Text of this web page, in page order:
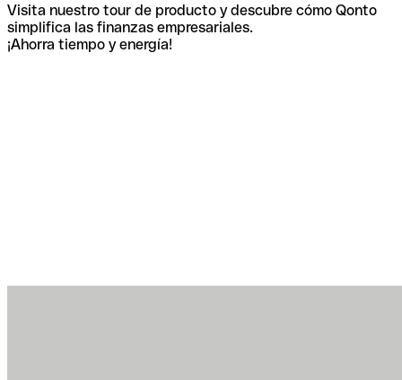
Visita nuestro tour de producto y descubre cómo Qonto
simplifica las finanzas empresariales.
¡Ahorra tiempo y energía!